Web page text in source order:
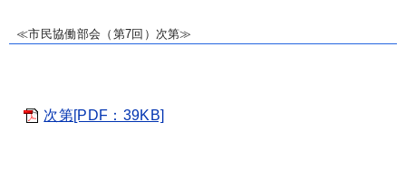
≪市民協働部会（第7回）次第≫
次第[PDF：39KB]